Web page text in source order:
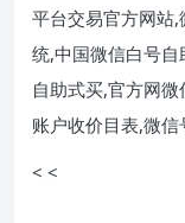
平台交易官方网站
统,中国微信白号
自助式买,官方网
账户收价目表,微信
< <